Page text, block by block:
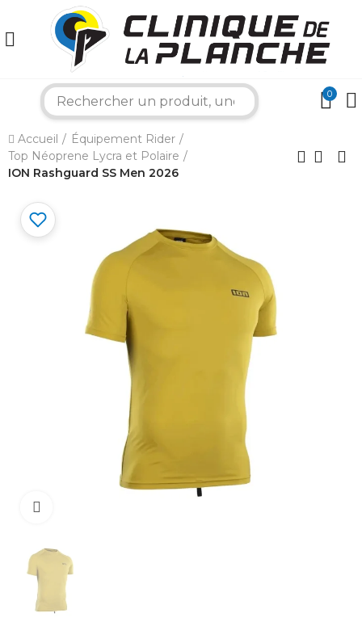
0
Accueil
Équipement Rider
Top Néoprene Lycra et Polaire
ION Rashguard SS Men 2026
×
Bonjour ! Je suis votre expert nautique.
Comment puis-je vous aider aujourd'hui ?